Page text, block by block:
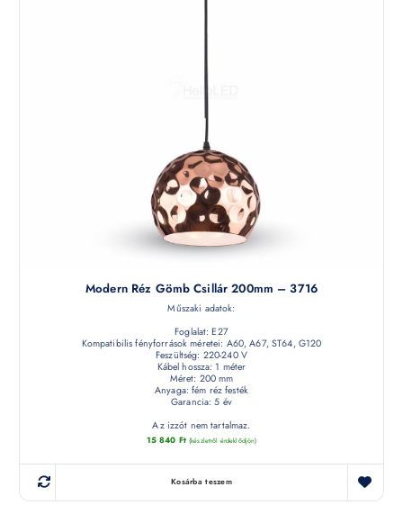
Modern Réz Gömb Csillár 200mm – 3716
Műszaki adatok:
Foglalat: E27
Kompatibilis fényforrások méretei: A60, A67, ST64, G120
Feszültség: 220-240 V
Kábel hossza: 1 méter
Méret: 200 mm
Anyaga: fém réz festék
Garancia: 5 év
Az izzót nem tartalmaz.
15 840 Ft (készletről érdeklődjön)
Kosárba teszem